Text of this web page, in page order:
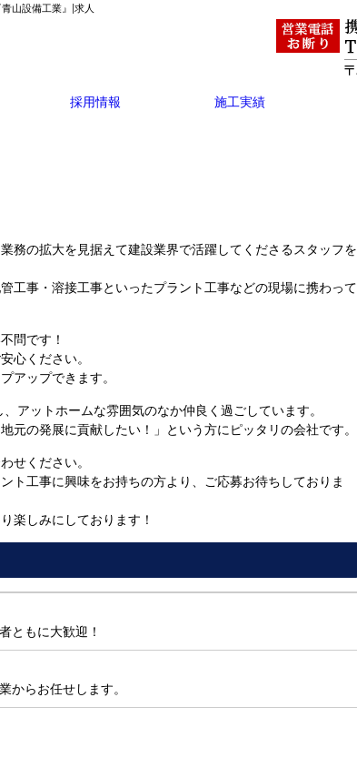
山設備工業』|求人
採用情報 施工実績
務の拡大を見据えて建設業界で活躍してくださるスタッフを
工事・溶接工事といったプラント工事などの現場に携わって
問です！
心ください。
アップできます。
アットホームな雰囲気のなか仲良く過ごしています。
元の発展に貢献したい！」という方にピッタリの会社です。
せください。
ト工事に興味をお持ちの方より、ご応募お待ちしておりま
楽しみにしております！
ともに大歓迎！
からお任せします。